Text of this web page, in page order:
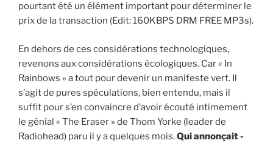
pourtant été un élément important pour déterminer le
prix de la transaction (Edit: 160KBPS DRM FREE MP3s).
En dehors de ces considérations technologiques,
revenons aux considérations écologiques. Car « In
Rainbows » a tout pour devenir un manifeste vert. Il
s’agit de pures spéculations, bien entendu, mais il
suffit pour s’en convaincre d’avoir écouté intimement
le génial « The Eraser » de Thom Yorke (leader de
Radiohead) paru il y a quelques mois.Qui annonçait -